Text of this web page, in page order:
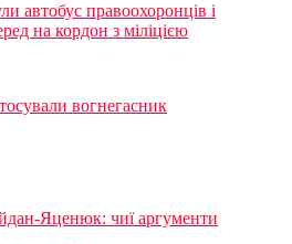
автобус правоохоронців і
на кордон з міліцією
вогнегасник
Яценюк: чиї аргументи